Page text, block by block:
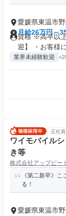
愛媛県東温市野
月給26万円～
資格 ※高卒以
迎】 ・お客様
業界未経験歓迎
正社員
ワイモバイル
き等
株式会社アップビー
《第二新卒》
る！
愛媛県東温市野